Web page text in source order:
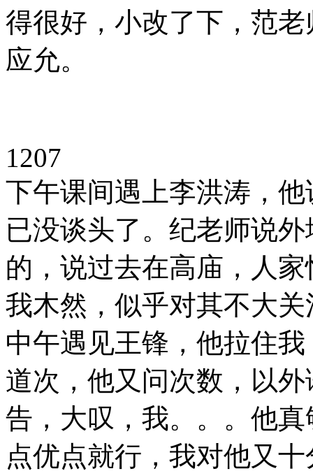
得很好，小改了下，范
应允。
1207
下午课间遇上李洪涛，
已没谈头了。纪老师说
的，说过去在高庙，人
我木然，似乎对其不大关
中午遇见王锋，他拉住
道次，他又问次数，以
告，大叹，我。。。他
点优点就行，我对他又